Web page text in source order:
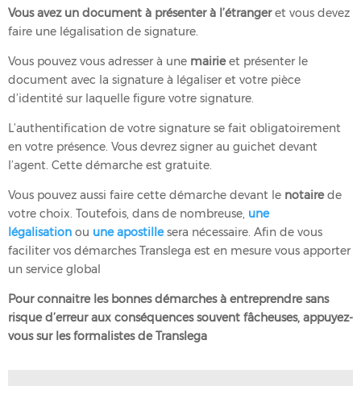
Vous avez un document à présenter à l’étrangeret vous devez
faire une légalisation de signature.
Vous pouvez vous adresser à une mairieet présenter le
document avec la signature à légaliser et votre pièce
d’identité sur laquelle figure votre signature.
L’authentification de votre signature se fait obligatoirement
en votre présence. Vous devrez signer au guichet devant
l’agent. Cette démarche est gratuite.
Vous pouvez aussi faire cette démarche devant le notairede
votre choix. Toutefois, dans de nombreuse, une
légalisation ou une apostille sera nécessaire. Afin de vous
faciliter vos démarches Translega est en mesure vous apporter
un service global
Pour connaitre les bonnes démarches à entreprendre sans
risque d’erreur aux conséquences souvent fâcheuses, appuyez-
vous sur les formalistes deTranslega